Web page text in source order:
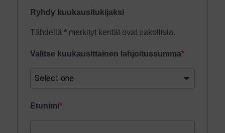
Ryhdy kuukausitukijaksi
Tähdellä* merkityt kentät ovat pakollisia.
Valitse kuukausittainen lahjoitussumma
Etunimi